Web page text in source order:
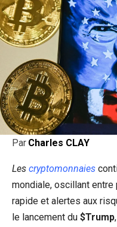
Par Charles CLAY
Les cryptomonnaies
mondiale, oscillant
rapide et alertes aux
le lancement du $Trump